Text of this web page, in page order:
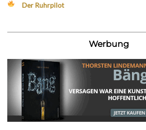
Der Ruhrpilot
Werbung